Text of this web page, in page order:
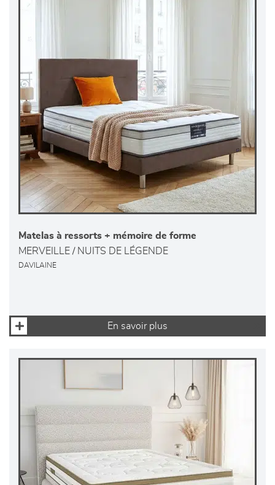
Matelas à ressorts + mémoire de forme
MERVEILLE / NUITS DE LÉGENDE
DAVILAINE
En savoir plus